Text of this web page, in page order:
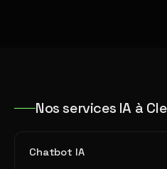
Nos services IA à
Chatbot IA